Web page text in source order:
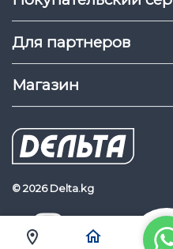
Для партнеров
Магазин
© 2026 Delta.kg
Delta.kg